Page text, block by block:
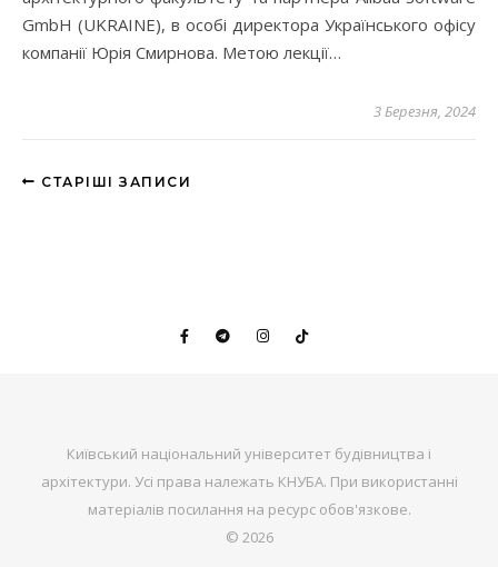
GmbH (UKRAINE), в особі директора Українського офісу
компанії Юрія Смирнова. Метою лекції…
3 Березня, 2024
СТАРІШІ ЗАПИСИ
Київський національний університет будівництва і
архітектури. Усі права належать КНУБА. При використанні
матеріалів посилання на ресурс обов'язкове.
© 2026